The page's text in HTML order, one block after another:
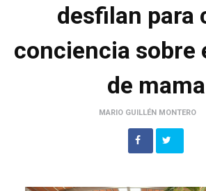
desfilan para
conciencia sobre
de mama
MARIO GUILLÉN MONTERO